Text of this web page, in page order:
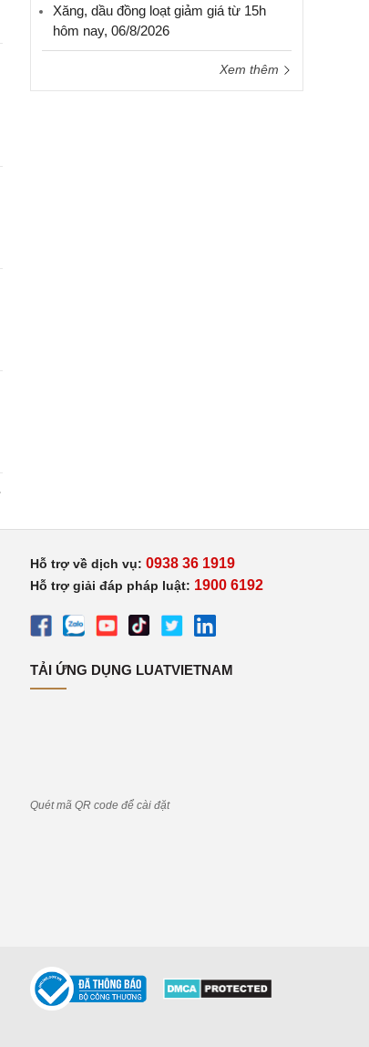
Xăng, dầu đồng loạt giảm giá từ 15h
hôm nay, 06/8/2026
Xem thêm
Hỗ trợ về dịch vụ: 0938 36 1919
Hỗ trợ giải đáp pháp luật: 1900 6192
TẢI ỨNG DỤNG LUATVIETNAM
Quét mã QR code để cài đặt